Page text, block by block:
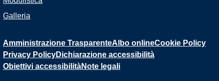
Galleria
Amministrazione TrasparenteAlbo onlineCookie Policy
Privacy PolicyDichiarazione accessibilità
Obiettivi accessibilitàNote legali